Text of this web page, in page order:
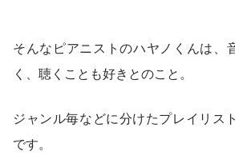
そんなピアニストのハヤノくんは、
く、聴くことも好きとのこと。
ジャンル毎などに分けたプレイリス
です。